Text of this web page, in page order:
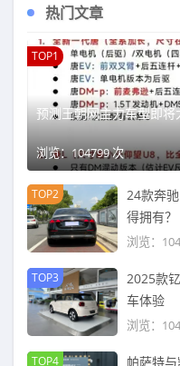
热门文章
TOP1
预测王朝网主力车型即
浏览：104799 次
TOP2
24款奔
得拥有？
浏览：
TOP3
2025款
车体验
浏览：
TOP4
帕萨特